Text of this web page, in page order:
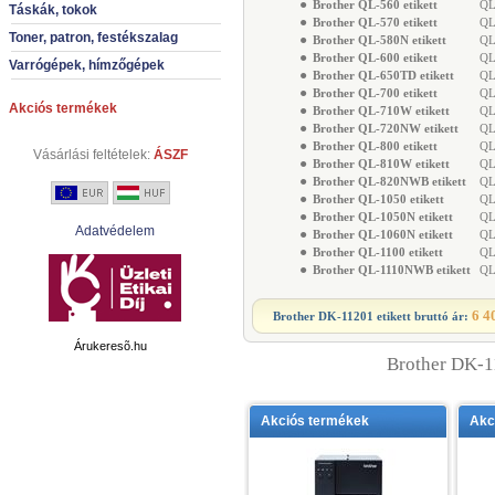
Táskák, tokok
Toner, patron, festékszalag
Varrógépek, hímzőgépek
Akciós termékek
Vásárlási feltételek: ÁSZF
Adatvédelem
Árukeresõ.hu
● Brother QL-560 etikett
● Brother QL-570 etikett
● Brother QL-580N etikett
● Brother QL-600 etikett
● Brother QL-650TD etikett
● Brother QL-700 etikett
● Brother QL-710W etikett
● Brother QL-720NW etikett
● Brother QL-800 etikett
● Brother QL-810W etikett
● Brother QL-820NWB etikett
● Brother QL-1050 etikett
● Brother QL-1050N etikett
● Brother QL-1060N etikett
● Brother QL-1100 etikett
● Brother QL-1110NWB etikett
Brother DK-11201 etikett bruttó ár: 6
Brother DK-
Akciós termékek